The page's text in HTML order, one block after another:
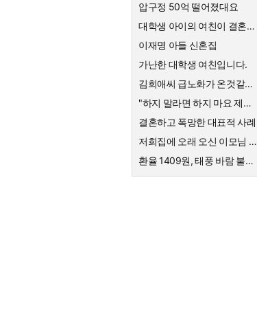
압구정 50억 떨어졌대요
대학생 아이의 여친이 결혼하자고한대요
이재명 아들 신혼집
가난한 대학생 여친입니다.
김희애씨 급노화가 온것같네요
"하지 말라면 하지 마요 제발!" 의사를 믿지 않는 엄마의 고집
결혼하고 폭망한 대표적 사례
저희집에 오래 오신 이모님 퇴직금
환율 1409원, 태풍 바람 불어요